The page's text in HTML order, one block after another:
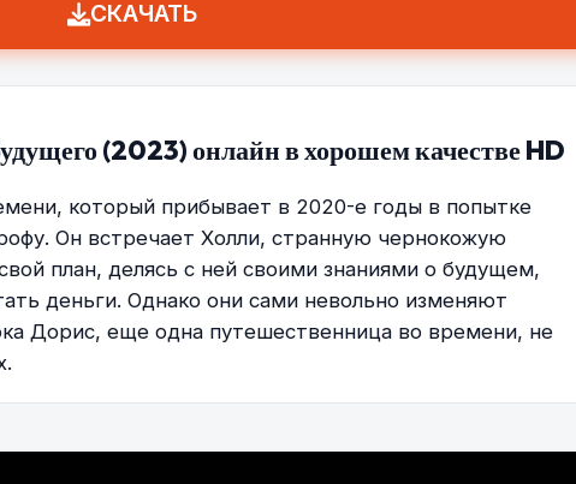
СКАЧАТЬ
(2023) онлайн в хорошем качестве HD
который прибывает в 2020-е годы в попытке
Он встречает Холли, странную чернокожую
план, делясь с ней своими знаниями о будущем,
деньги. Однако они сами невольно изменяют
Дорис, еще одна путешественница во времени, не